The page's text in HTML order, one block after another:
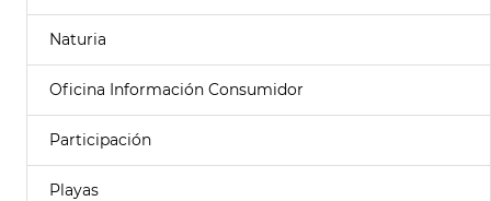
Naturia
Oficina Información Consumidor
Participación
Playas